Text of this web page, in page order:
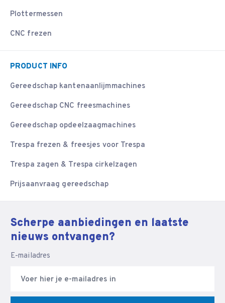
Plottermessen
CNC frezen
PRODUCT INFO
Gereedschap kantenaanlijmmachines
Gereedschap CNC freesmachines
Gereedschap opdeelzaagmachines
Trespa frezen & freesjes voor Trespa
Trespa zagen & Trespa cirkelzagen
Prijsaanvraag gereedschap
Scherpe aanbiedingen en laatste
nieuws ontvangen?
E-mailadres